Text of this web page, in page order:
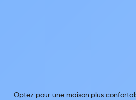
Optez pour une maison plus